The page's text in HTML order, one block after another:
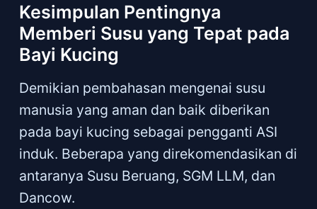
Kesimpulan Pentingnya
Memberi Susu yang Tepat pada
Bayi Kucing
Demikian pembahasan mengenai susu
manusia yang aman dan baik diberikan
pada bayi kucing sebagai pengganti ASI
induk. Beberapa yang direkomendasikan di
antaranya Susu Beruang, SGM LLM, dan
Dancow.